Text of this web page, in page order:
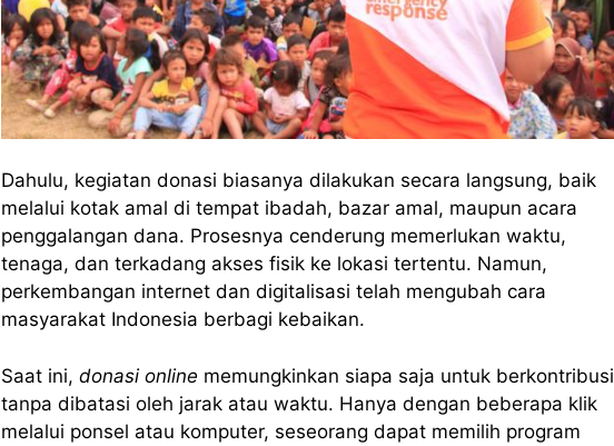
Dahulu, kegiatan donasi biasanya dilakukan secara langsung, baik
melalui kotak amal di tempat ibadah, bazar amal, maupun acara
penggalangan dana. Prosesnya cenderung memerlukan waktu,
tenaga, dan terkadang akses fisik ke lokasi tertentu. Namun,
perkembangan internet dan digitalisasi telah mengubah cara
masyarakat Indonesia berbagi kebaikan.
Saat ini, donasi online memungkinkan siapa saja untuk berkontribusi
tanpa dibatasi oleh jarak atau waktu. Hanya dengan beberapa klik
melalui ponsel atau komputer, seseorang dapat memilih program